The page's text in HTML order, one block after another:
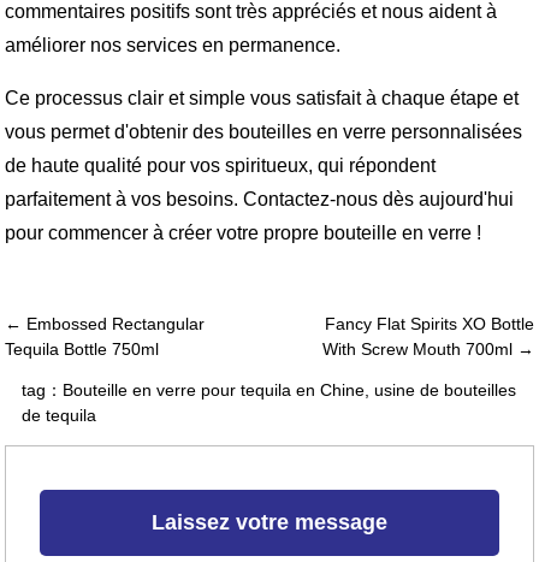
commentaires positifs sont très appréciés et nous aident à
améliorer nos services en permanence.
Ce processus clair et simple vous satisfait à chaque étape et
vous permet d'obtenir des bouteilles en verre personnalisées
de haute qualité pour vos spiritueux, qui répondent
parfaitement à vos besoins. Contactez-nous dès aujourd'hui
pour commencer à créer votre propre bouteille en verre !
← Embossed Rectangular
Tequila Bottle 750ml
Fancy Flat Spirits XO Bottle
With Screw Mouth 700ml →
tag： Bouteille en verre pour tequila en Chine, usine de bouteilles
de tequila
Laissez votre message